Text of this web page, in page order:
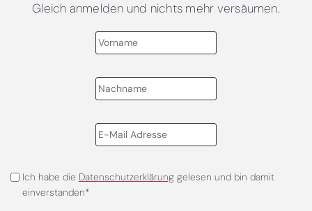
Gleich anmelden und nichts mehr versäumen.
Ich habe die Datenschutzerklärunggelesen und bin damit
einverstanden*